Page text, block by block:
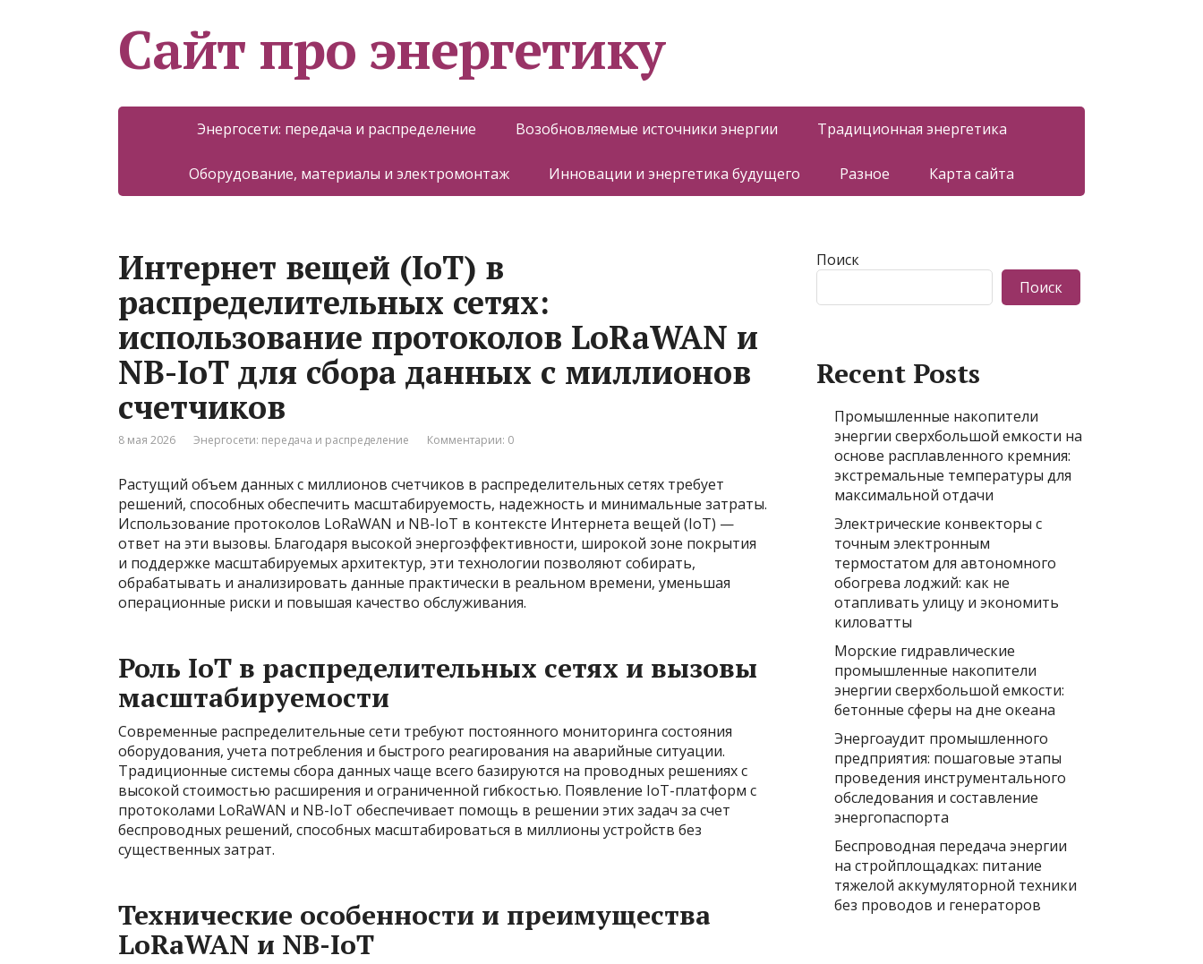
Сайт про энергетику
Энергосети: передача и распределение Возобновляемые источники энергии Традиционная энергетика
Оборудование, материалы и электромонтаж Инновации и энергетика будущего Разное Карта сайта
Интернет вещей (IoT) в
распределительных сетях:
использование протоколов LoRaWAN и
NB-IoT для сбора данных с миллионов
счетчиков
8 мая 2026 Энергосети: передача и распределение Комментарии: 0
Растущий объем данных с миллионов счетчиков в распределительных сетях требует
решений, способных обеспечить масштабируемость, надежность и минимальные затраты.
Использование протоколов LoRaWAN и NB-IoT в контексте Интернета вещей (IoT) —
ответ на эти вызовы. Благодаря высокой энергоэффективности, широкой зоне покрытия
и поддержке масштабируемых архитектур, эти технологии позволяют собирать,
обрабатывать и анализировать данные практически в реальном времени, уменьшая
операционные риски и повышая качество обслуживания.
Роль IoT в распределительных сетях и вызовы
масштабируемости
Современные распределительные сети требуют постоянного мониторинга состояния
оборудования, учета потребления и быстрого реагирования на аварийные ситуации.
Традиционные системы сбора данных чаще всего базируются на проводных решениях с
высокой стоимостью расширения и ограниченной гибкостью. Появление IoT-платформ с
протоколами LoRaWAN и NB-IoT обеспечивает помощь в решении этих задач за счет
беспроводных решений, способных масштабироваться в миллионы устройств без
существенных затрат.
Технические особенности и преимущества
LoRaWAN и NB-IoT
Поиск
Поиск
Recent Posts
Промышленные накопители
энергии сверхбольшой емкости на
основе расплавленного кремния:
экстремальные температуры для
максимальной отдачи
Электрические конвекторы с
точным электронным
термостатом для автономного
обогрева лоджий: как не
отапливать улицу и экономить
киловатты
Морские гидравлические
промышленные накопители
энергии сверхбольшой емкости:
бетонные сферы на дне океана
Энергоаудит промышленного
предприятия: пошаговые этапы
проведения инструментального
обследования и составление
энергопаспорта
Беспроводная передача энергии
на стройплощадках: питание
тяжелой аккумуляторной техники
без проводов и генераторов